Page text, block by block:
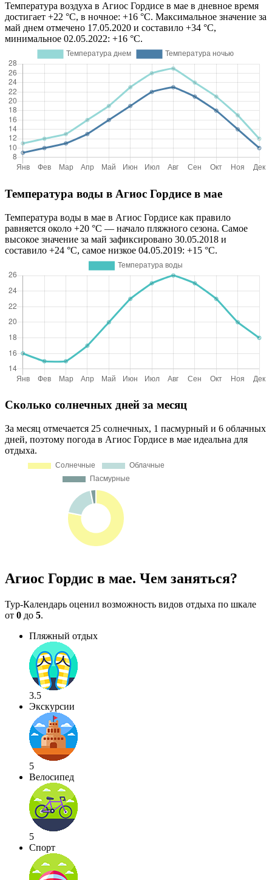
Температура воздуха в Агиос Гордисе в мае в дневное время
достигает +22 °C, в ночное: +16 °C. Максимальное значение за
май днем отмечено 17.05.2020 и составило +34 °C,
минимальное 02.05.2022: +16 °C.
Температура воды в Агиос Гордисе в мае
Температура воды в мае в Агиос Гордисе как правило
равняется около +20 °C — начало пляжного сезона. Самое
высокое значение за май зафиксировано 30.05.2018 и
составило +24 °C, самое низкое 04.05.2019: +15 °C.
Сколько солнечных дней за месяц
За месяц отмечается 25 солнечных, 1 пасмурный и 6 облачных
дней, поэтому погода в Агиос Гордисе в мае идеальна для
отдыха.
Агиос Гордис в мае. Чем заняться?
Тур-Календарь оценил возможность видов отдыха по шкале
от 0 до 5.
Пляжный отдых
3.5
Экскурсии
5
Велосипед
5
Спорт